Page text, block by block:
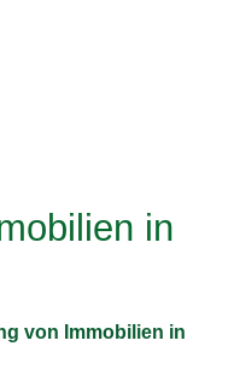
in
von Immobilien in